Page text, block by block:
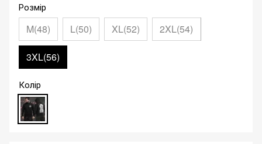
Розмір
M(48) L(50) XL(52) 2XL(54)
3XL(56)
Колір